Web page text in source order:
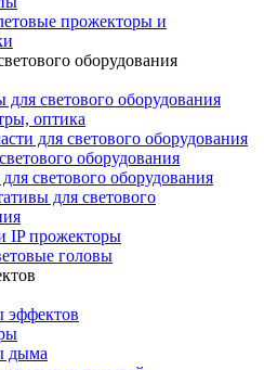
прожекторы и
оборудования
для светового оборудования
оптика
для светового оборудования
оборудования
светового оборудования
для светового
IP прожекторы
головы
эффектов
дыма